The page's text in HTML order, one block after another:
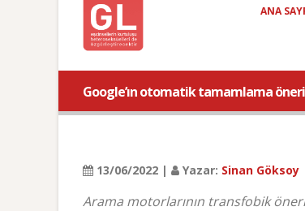
ANA
Google’ın otomatik tamamlama
13/06/2022 | Yazar: Sinan Göksoy
Arama motorlarının transfobik